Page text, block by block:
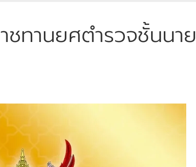
ชทานยศตำรวจชั้นนาย